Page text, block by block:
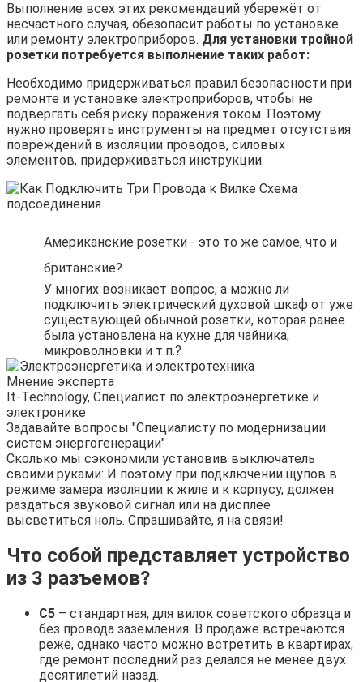
Выполнение всех этих рекомендаций убережёт от
несчастного случая, обезопасит работы по установке
или ремонту электроприборов. Для установки тройной
розетки потребуется выполнение таких работ:
Необходимо придерживаться правил безопасности при
ремонте и установке электроприборов, чтобы не
подвергать себя риску поражения током. Поэтому
нужно проверять инструменты на предмет отсутствия
повреждений в изоляции проводов, силовых
элементов, придерживаться инструкции.
Американские розетки - это то же самое, что и
британские?
У многих возникает вопрос, а можно ли
подключить электрический духовой шкаф от уже
существующей обычной розетки, которая ранее
была установлена на кухне для чайника,
микроволновки и т.п.?
Мнение эксперта
It-Technology, Cпециалист по электроэнергетике и
электронике
Задавайте вопросы "Специалисту по модернизации
систем энергогенерации"
Сколько мы сэкономили установив выключатель
своими руками: И поэтому при подключении щупов в
режиме замера изоляции к жиле и к корпусу, должен
раздаться звуковой сигнал или на дисплее
высветиться ноль. Спрашивайте, я на связи!
Что собой представляет устройство
из 3 разъемов?
С5 – стандартная, для вилок советского образца и
без провода заземления. В продаже встречаются
реже, однако часто можно встретить в квартирах,
где ремонт последний раз делался не менее двух
десятилетий назад.